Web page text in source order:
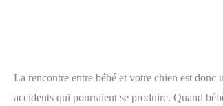
La rencontre entre bébé et votre chien est donc
accidents qui pourraient se produire. Quand